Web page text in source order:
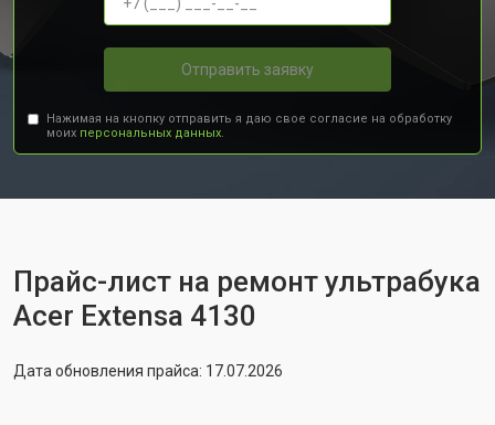
Отправить заявку
Нажимая на кнопку отправить я даю свое согласие на обработку
моих персональных данных.
Прайс-лист на ремонт ультрабука
Acer Extensa 4130
Дата обновления прайса: 17.07.2026